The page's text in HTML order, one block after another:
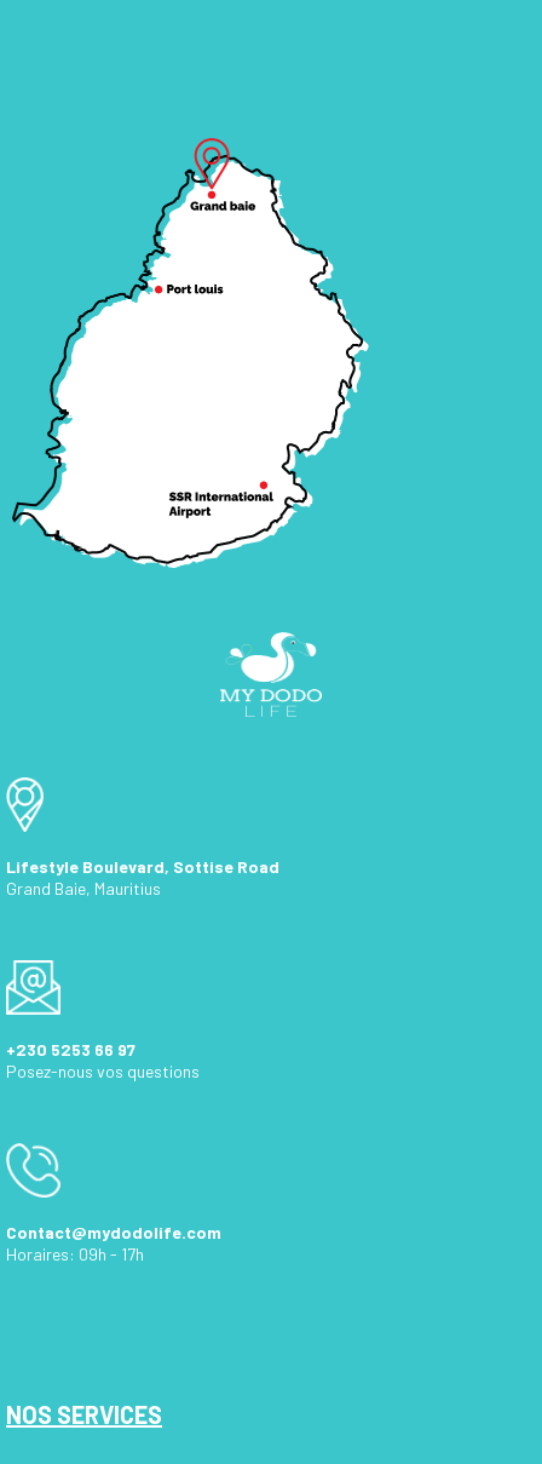
Lifestyle Boulevard, Sottise Road
Grand Baie, Mauritius
+230 5253 66 97
Posez-nous vos questions
Contact@mydodolife.com
Horaires: 09h - 17h
NOS SERVICES